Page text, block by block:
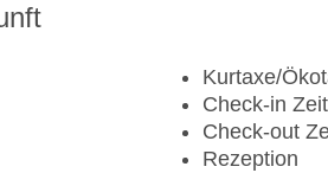
Kurtaxe/
Check-in
Check-out
Rezeption